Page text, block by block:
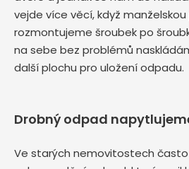
vejde více věcí, když
rozmontujeme šroubek po
na sebe bez problémů
další plochu pro uložení odpadu.
Drobný odpad
Ve starých nemovitostech